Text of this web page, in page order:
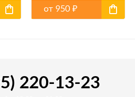
от 950₽
220-13-23